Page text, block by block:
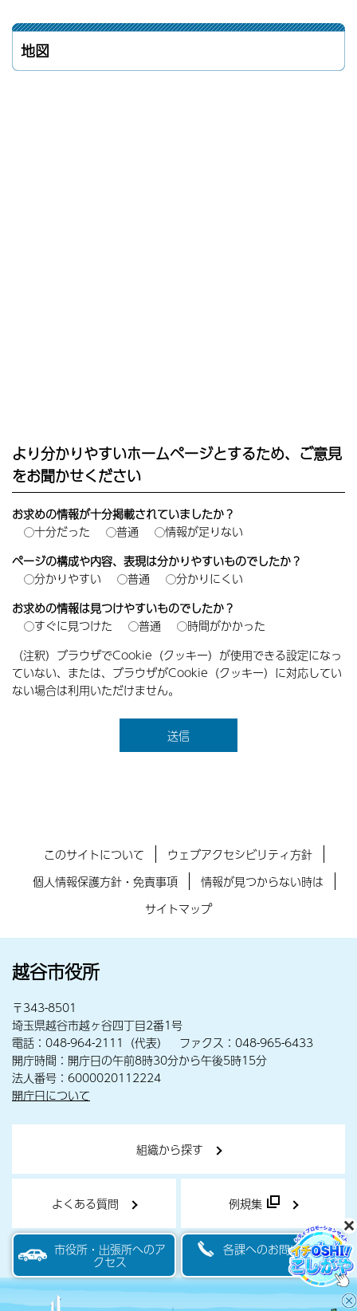
地図
より分かりやすいホームページとするため、ご意見
をお聞かせください
お求めの情報が十分掲載されていましたか？
十分だった
普通
情報が足りない
ページの構成や内容、表現は分かりやすいものでしたか？
分かりやすい
普通
分かりにくい
お求めの情報は見つけやすいものでしたか？
すぐに見つけた
普通
時間がかかった
（注釈）ブラウザでCookie（クッキー）が使用できる設定になっ
ていない、または、ブラウザがCookie（クッキー）に対応してい
ない場合は利用いただけません。
このサイトについて
ウェブアクセシビリティ方針
個人情報保護方針・免責事項
情報が見つからない時は
サイトマップ
越谷市役所
〒343-8501
埼玉県越谷市越ヶ谷四丁目2番1号
電話：048-964-2111（代表） ファクス：048-965-6433
開庁時間：開庁日の午前8時30分から午後5時15分
法人番号：6000020112224
開庁日について
組織から探す
よくある質問 例規集
市役所・出張所へのア
クセス
各課へのお問い合わせ